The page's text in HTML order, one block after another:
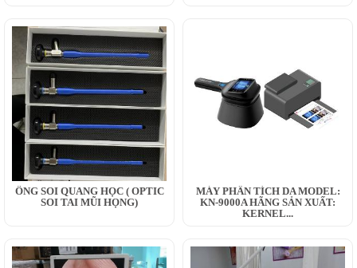
ỐNG SOI QUANG HỌC ( OPTIC
SOI TAI MŨI HỌNG)
MÁY PHÂN TÍCH DA MODEL:
KN-9000A HÃNG SẢN XUẤT:
KERNEL...